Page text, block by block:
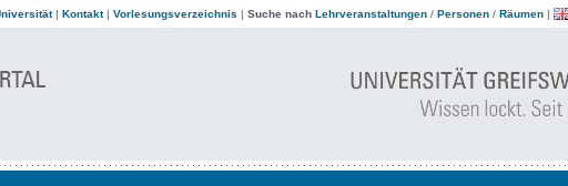
| Kontakt| Vorlesungsverzeichnis | Suche nach Lehrveranstaltungen / Personen / Räumen |